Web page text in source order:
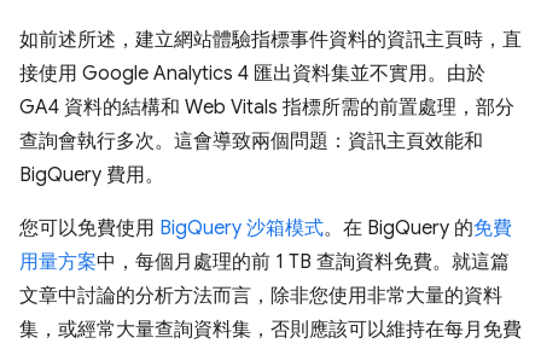
如前述所述，建立網站體驗指標事件資料的資訊主頁時，直
接使用 Google Analytics 4 匯出資料集並不實用。由於
GA4 資料的結構和 Web Vitals 指標所需的前置處理，部分
查詢會執行多次。這會導致兩個問題：資訊主頁效能和
BigQuery 費用。
您可以免費使用 BigQuery 沙箱模式。在 BigQuery 的免費
用量方案中，每個月處理的前 1 TB 查詢資料免費。就這篇
文章中討論的分析方法而言，除非您使用非常大量的資料
集，或經常大量查詢資料集，否則應該可以維持在每月免費